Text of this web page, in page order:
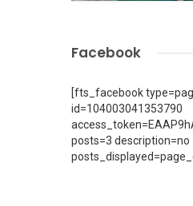
Facebook
[fts_facebook
id=104003041353790
posts=3 description=no